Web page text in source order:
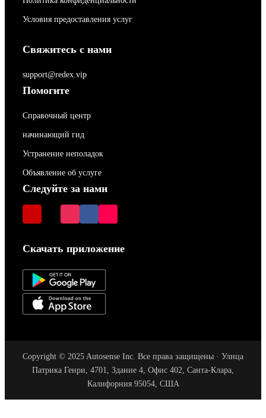
Условия предоставления услуг
Свяжитесь с нами
support@redex.vip
Помогите
Справочный центр
начинающий гид
Устранение неполадок
Объявление об услуге
Следуйте за нами
Скачать приложение
Copyright © 2025 Autosense Inc. Все права защищены · Улица
Патрика Генри, 4701, Здание 4, Офис 402, Санта-Клара,
Калифорния 95054, США